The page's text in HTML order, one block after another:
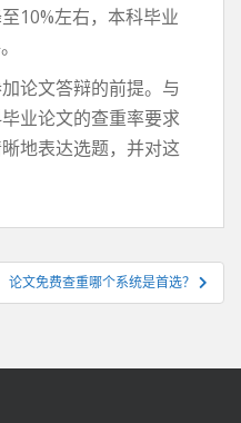
10%左右，本科毕业
论文答辩的前提。与
业论文的查重率要求
地表达选题，并对这
论文免费查重哪个系统是首选？